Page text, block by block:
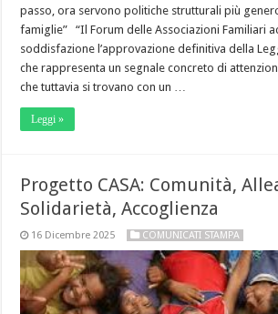
passo, ora servono politiche strutturali più
famiglie” “Il Forum delle Associazioni Familiari
soddisfazione l’approvazione definitiva della
che rappresenta un segnale concreto di
che tuttavia si trovano con un …
Leggi »
Progetto CASA: Comunità,
Solidarietà, Accoglienza
16 Dicembre 2025 COMUNICATI STAMPA